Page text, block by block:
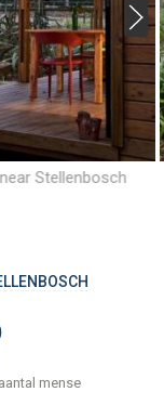
Stellenbosch
mense